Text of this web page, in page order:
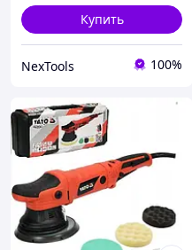
Купить
NexTools 100%